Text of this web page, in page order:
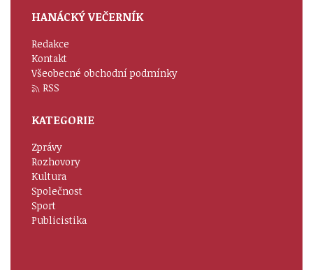
HANÁCKÝ VEČERNÍK
Redakce
Kontakt
Všeobecné obchodní podmínky
RSS
KATEGORIE
Zprávy
Rozhovory
Kultura
Společnost
Sport
Publicistika